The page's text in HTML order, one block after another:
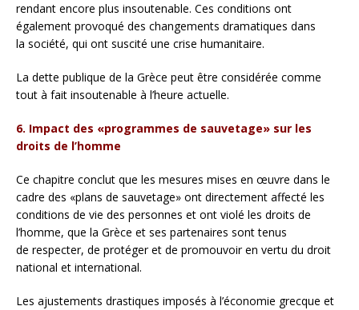
rendant encore plus insoutenable. Ces conditions ont
également provoqué des changements dramatiques dans
la société, qui ont suscité une crise humanitaire.
La dette publique de la Grèce peut être considérée comme
tout à fait insoutenable à l’heure actuelle.
6. Impact des «programmes de sauvetage» sur les
droits de l’homme
Ce chapitre conclut que les mesures mises en œuvre dans le
cadre des «plans de sauvetage» ont directement affecté les
conditions de vie des personnes et ont violé les droits de
l’homme, que la Grèce et ses partenaires sont tenus
de respecter, de protéger et de promouvoir en vertu du droit
national et international.
Les ajustements drastiques imposés à l’économie grecque et